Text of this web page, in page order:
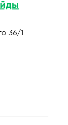
36/1